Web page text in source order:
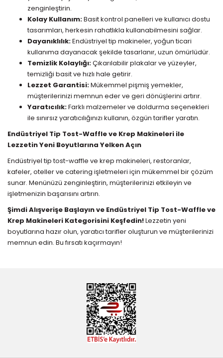
zenginleştirin.
Kolay Kullanım:Basit kontrol panelleri ve kullanıcı dostu
tasarımları, herkesin rahatlıkla kullanabilmesini sağlar.
Dayanıklılık:Endüstriyel tip makineler, yoğun ticari
kullanıma dayanacak şekilde tasarlanır, uzun ömürlüdür.
Temizlik Kolaylığı:Çıkarılabilir plakalar ve yüzeyler,
temizliği basit ve hızlı hale getirir.
Lezzet Garantisi:Mükemmel pişmiş yemekler,
müşterilerinizi memnun eder ve geri dönüşlerini artırır.
Yaratıcılık:Farklı malzemeler ve doldurma seçenekleri
ile sınırsız yaratıcılığınızı kullanın, özgün tarifler yaratın.
Endüstriyel Tip Tost-Waffle ve Krep Makineleri ile
Lezzetin Yeni Boyutlarına Yelken Açın
Endüstriyel tip tost-waffle ve krep makineleri, restoranlar,
kafeler, oteller ve catering işletmeleri için mükemmel bir çözüm
sunar. Menünüzü zenginleştirin, müşterilerinizi etkileyin ve
işletmenizin başarısını artırın.
Şimdi Alışverişe Başlayın ve Endüstriyel Tip Tost-Waffle ve
Krep Makineleri Kategorisini Keşfedin!Lezzetin yeni
boyutlarına hazır olun, yaratıcı tarifler oluşturun ve müşterilerinizi
memnun edin. Bu fırsatı kaçırmayın!